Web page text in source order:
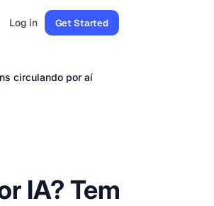
Log in Get Started
circulando por aí
IA? Tem